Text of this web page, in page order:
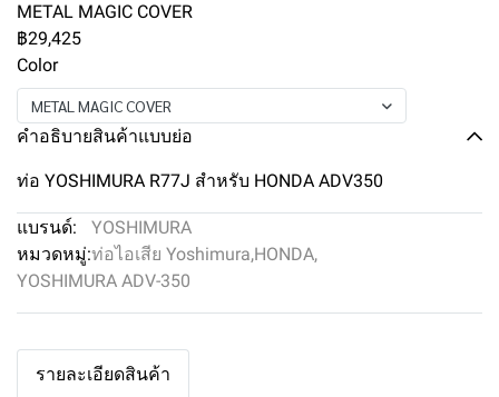
METAL MAGIC COVER
฿29,425
Color
METAL MAGIC COVER
คำอธิบายสินค้าแบบย่อ
ท่อ YOSHIMURA R77J สำหรับ HONDA ADV350
แบรนด์:
YOSHIMURA
หมวดหมู่:ท่อไอเสีย Yoshimura,HONDA,
YOSHIMURA ADV-350
รายละเอียดสินค้า